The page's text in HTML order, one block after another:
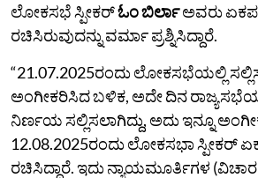
ಲೋಕಸಭೆ ಸ್ಪೀಕರ್ಓಂ ಬಿರ್ಲಾಅವರು
ರಚಿಸಿರುವುದನ್ನು ವರ್ಮಾ ಪ್ರಶ್ನಿಸಿದ್ದಾರೆ.
“21.07.2025ರಂದು ಲೋಕಸಭೆಯಲ್ಲಿ
ಅಂಗೀಕರಿಸಿದ ಬಳಿಕ, ಅದೇ ದಿನ
ನಿರ್ಣಯ ಸಲ್ಲಿಸಲಾಗಿದ್ದು, ಅದು ಇನ್ನೂ
12.08.2025ರಂದು ಲೋಕಸಭಾ ಸ್ಪೀಕರ್
ರಚಿಸಿದ್ದಾರೆ. ಇದು ನ್ಯಾಯಮೂರ್ತಿಗಳ